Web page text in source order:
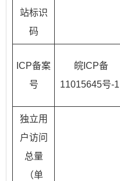
站标识
码
ICP备案
号
皖ICP备
11015645号-1
独立用
户访问
总量
（单